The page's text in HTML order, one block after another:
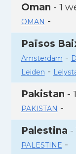
Oman - 1
OMAN -
Països
Amsterdam -
Leiden -
Pakistan -
PAKISTAN -
Palestina -
PALESTINE -